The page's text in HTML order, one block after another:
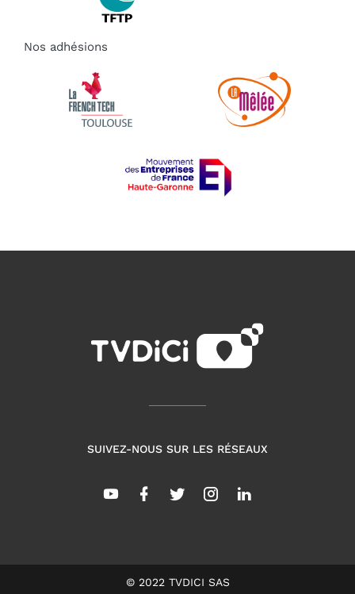
Nos adhésions
SUIVEZ-NOUS SUR LES RÉSEAUX
© 2022 TVDICI SAS